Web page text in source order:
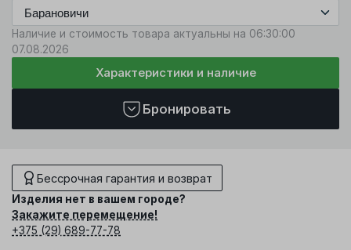
Наличие и стоимость товара актуальны на 06:30:00
07.08.2026
Характеристики и наличие
Бронировать
Бессрочная гарантия и возврат
Изделия нет в вашем городе?
Закажите перемещение!
+375 (29) 689-77-78